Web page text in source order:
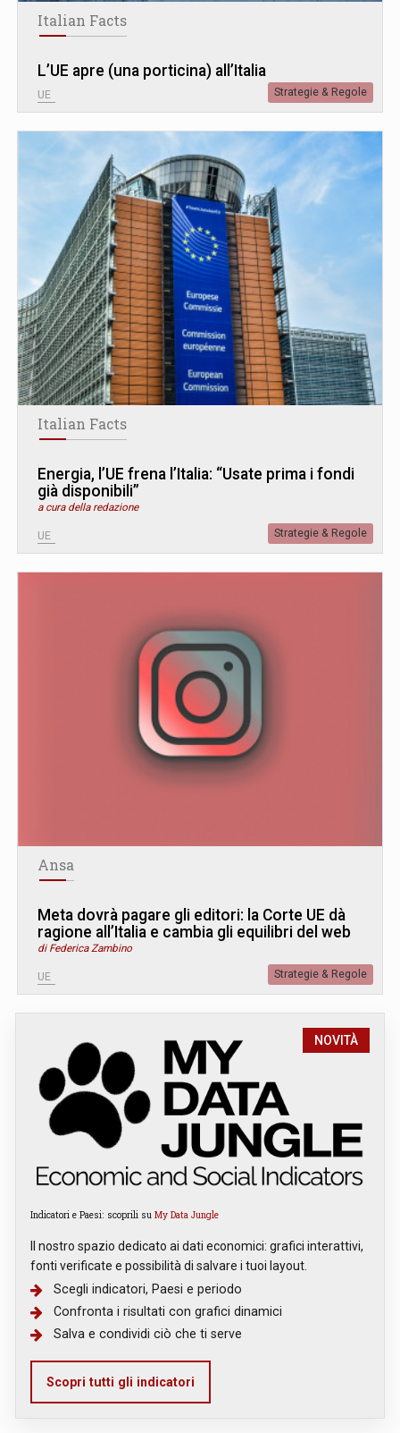
Italian Facts
L’UE apre (una porticina) all’Italia
UE Strategie & Regole
Italian Facts
Energia, l’UE frena l’Italia: “Usate prima i fondi
già disponibili”
a cura della redazione
UE Strategie & Regole
Ansa
Meta dovrà pagare gli editori: la Corte UE dà
ragione all’Italia e cambia gli equilibri del web
di Federica Zambino
UE Strategie & Regole
NOVITÀ
Indicatori e Paesi: scoprili su My Data Jungle
Il nostro spazio dedicato ai dati economici: grafici interattivi,
fonti verificate e possibilità di salvare i tuoi layout.
Scegli indicatori, Paesi e periodo
Confronta i risultati con grafici dinamici
Salva e condividi ciò che ti serve
Scopri tutti gli indicatori